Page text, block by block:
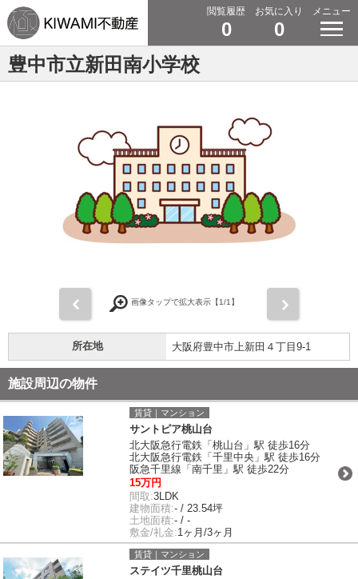
閲覧履歴
0
お気に入り
0
メニュー
豊中市立新田南小学校
画像タップで拡大表示【1/1】
所在地 大阪府豊中市上新田４丁目9-1
施設周辺の物件
賃貸｜マンション
サントピア桃山台
北大阪急行電鉄「桃山台」駅 徒歩16分
北大阪急行電鉄「千里中央」駅 徒歩16分
阪急千里線「南千里」駅 徒歩22分
15万円
間取:3LDK
建物面積:- / 23.54坪
土地面積:- / -
敷金/礼金:1ヶ月/3ヶ月
賃貸｜マンション
ステイツ千里桃山台